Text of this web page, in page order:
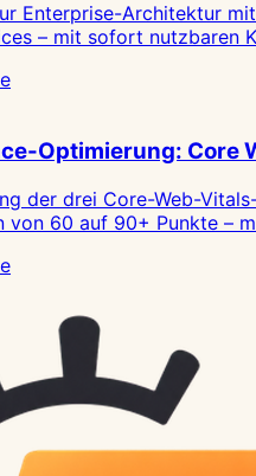
Enterprise-Architektur
– mit sofort nutzbaren
Optimierung: Core
der drei Core-Web-
von 60 auf 90+ Punkte –